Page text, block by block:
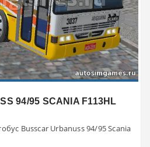
94/95 SCANIA F113HL
Busscar Urbanuss 94/95 Scania